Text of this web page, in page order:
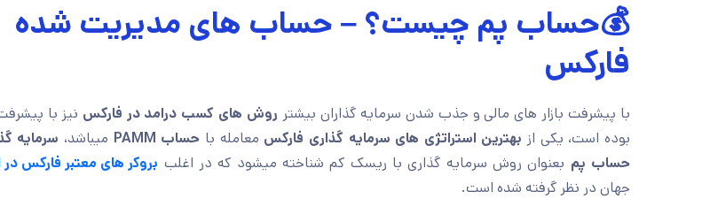
💰حساب پم چیست؟ – حساب های مدیریت شده
فارکس
با پیشرفت بازار های مالی و جذب شدن سرمایه گذاران بیشتر روش های کسب درامد در فارکس نیز با
بوده است، یکی از بهترین استراتژی های سرمایه گذاری فارکس معامله با حساب PAMM میباشد، سرمایه
حساب پم بعنوان روش سرمایه گذاری با ریسک کم شناخته میشود که در اغلب بروکر های معتبر فارکس در
جهان در نظر گرفته شده است.